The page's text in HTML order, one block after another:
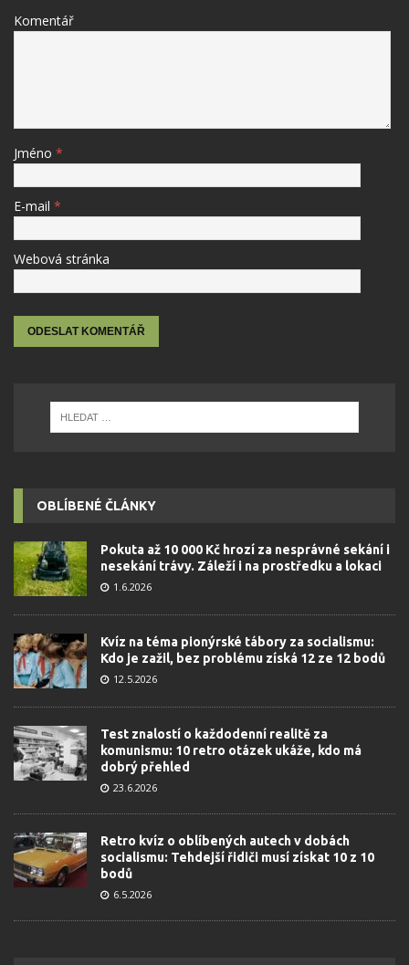
Komentář
Jméno *
E-mail *
Webová stránka
OBLÍBENÉ ČLÁNKY
Pokuta až 10 000 Kč hrozí za nesprávné sekání i
nesekání trávy. Záleží i na prostředku a lokaci
1.6.2026
Kvíz na téma pionýrské tábory za socialismu:
Kdo je zažil, bez problému získá 12 ze 12 bodů
12.5.2026
Test znalostí o každodenní realitě za
komunismu: 10 retro otázek ukáže, kdo má
dobrý přehled
23.6.2026
Retro kvíz o oblíbených autech v dobách
socialismu: Tehdejší řidiči musí získat 10 z 10
bodů
6.5.2026